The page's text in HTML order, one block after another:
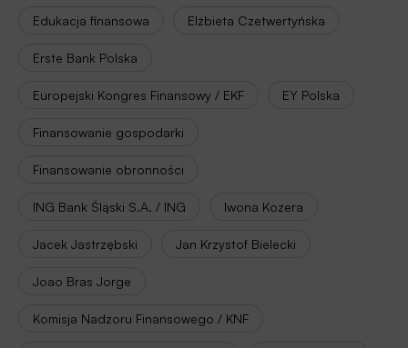
Edukacja finansowa Elżbieta Czetwertyńska
Erste Bank Polska
Europejski Kongres Finansowy / EKF EY Polska
Finansowanie gospodarki
Finansowanie obronności
ING Bank Śląski S.A. / ING Iwona Kozera
Jacek Jastrzębski Jan Krzystof Bielecki
Joao Bras Jorge
Komisja Nadzoru Finansowego / KNF